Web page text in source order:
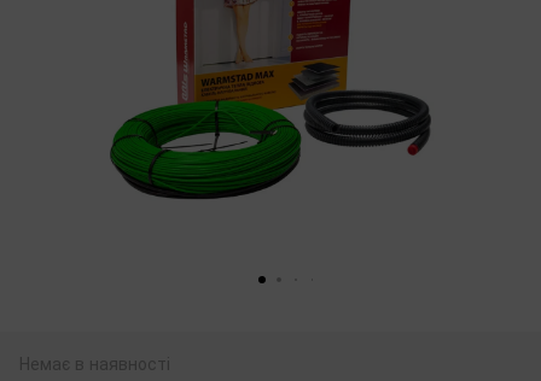
Немає в наявності